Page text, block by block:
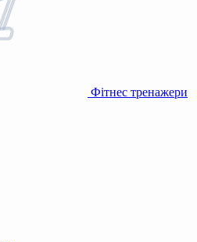
Фітнес тренажери